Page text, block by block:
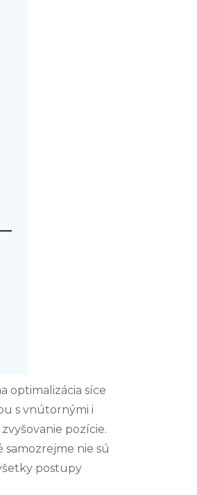
optimalizácia síce
s vnútornými i
pozície.
nie sú
postupy